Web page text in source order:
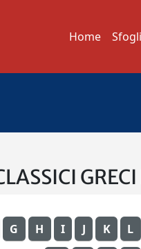
Home
G H I J K L